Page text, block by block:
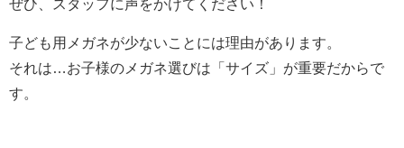
ぜひ、スタッフに声をかけてください！
子ども用メガネが少ないことには理由があります。
それは…お子様のメガネ選びは「サイズ」が重要だからで
す。